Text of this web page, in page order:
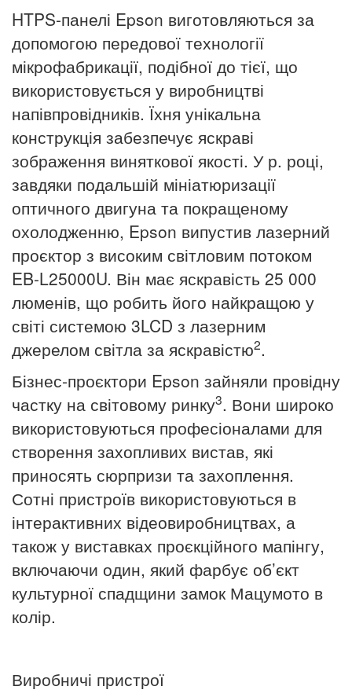
HTPS-панелі Epson виготовляються за
допомогою передової технології
мікрофабрикації, подібної до тієї, що
використовується у виробництві
напівпровідників. Їхня унікальна
конструкція забезпечує яскраві
зображення виняткової якості. У р. році,
завдяки подальшій мініатюризації
оптичного двигуна та покращеному
охолодженню, Epson випустив лазерний
проєктор з високим світловим потоком
EB-L25000U. Він має яскравість 25 000
люменів, що робить його найкращою у
світі системою 3LCD з лазерним
джерелом світла за яскравістю2.
Бізнес-проєктори Epson зайняли провідну
частку на світовому ринку3. Вони широко
використовуються професіоналами для
створення захопливих вистав, які
приносять сюрпризи та захоплення.
Сотні пристроїв використовуються в
інтерактивних відеовиробництвах, а
також у виставках проєкційного мапінгу,
включаючи один, який фарбує об’єкт
культурної спадщини замок Мацумото в
колір.
Виробничі пристрої